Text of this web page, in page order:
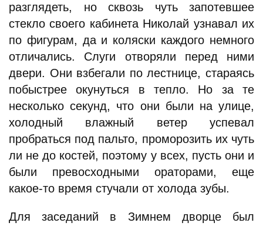
разглядеть, но сквозь чуть запотевшее
стекло своего кабинета Николай узнавал их
по фигурам, да и коляски каждого немного
отличались. Слуги отворяли перед ними
двери. Они взбегали по лестнице, стараясь
побыстрее окунуться в тепло. Но за те
несколько секунд, что они были на улице,
холодный влажный ветер успевал
пробраться под пальто, проморозить их чуть
ли не до костей, поэтому у всех, пусть они и
были превосходными ораторами, еще
какое-то время стучали от холода зубы.
Для заседаний в Зимнем дворце был